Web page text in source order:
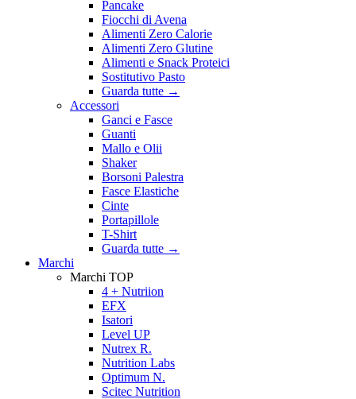
Pancake
Fiocchi di Avena
Alimenti Zero Calorie
Alimenti Zero Glutine
Alimenti e Snack Proteici
Sostitutivo Pasto
Guarda tutte →
Accessori
Ganci e Fasce
Guanti
Mallo e Olii
Shaker
Borsoni Palestra
Fasce Elastiche
Cinte
Portapillole
T-Shirt
Guarda tutte →
Marchi
Marchi TOP
4 + Nutriion
EFX
Isatori
Level UP
Nutrex R.
Nutrition Labs
Optimum N.
Scitec Nutrition